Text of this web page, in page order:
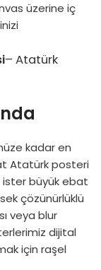
üzerine iç
– Atatürk
kadar en
Atatürk posteri
ister büyük ebat
çözünürlüklü
veya blur
dijital
için raşel